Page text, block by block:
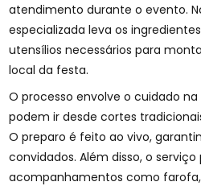
atendimento durante o evento.
especializada leva os
utensílios necessários para
local da festa.
O processo envolve o cuidado
podem ir desde cortes
O preparo é feito ao vivo,
convidados. Além disso, o
acompanhamentos como